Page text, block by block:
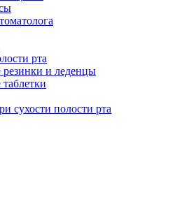
рта
резинки и леденцы
сухости полости рта